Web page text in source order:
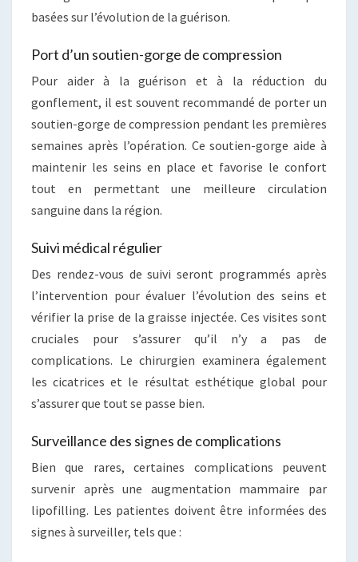
basées sur l’évolution de la guérison.
Port d’un soutien-gorge de compression
Pour aider à la guérison et à la réduction du
gonflement, il est souvent recommandé de porter un
soutien-gorge de compression pendant les premières
semaines après l’opération. Ce soutien-gorge aide à
maintenir les seins en place et favorise le confort
tout en permettant une meilleure circulation
sanguine dans la région.
Suivi médical régulier
Des rendez-vous de suivi seront programmés après
l’intervention pour évaluer l’évolution des seins et
vérifier la prise de la graisse injectée. Ces visites sont
cruciales pour s’assurer qu’il n’y a pas de
complications. Le chirurgien examinera également
les cicatrices et le résultat esthétique global pour
s’assurer que tout se passe bien.
Surveillance des signes de complications
Bien que rares, certaines complications peuvent
survenir après une augmentation mammaire par
lipofilling. Les patientes doivent être informées des
signes à surveiller, tels que :